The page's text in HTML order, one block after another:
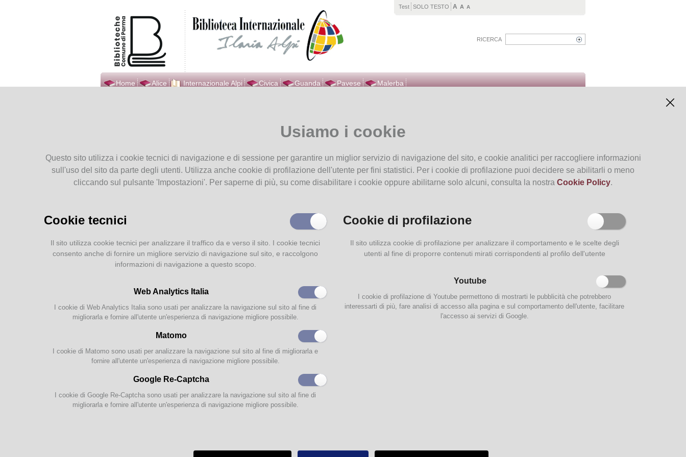
Test SOLO TESTO A A A
RICERCA
Home Alice Internazionale Alpi Civica Guanda Pavese Malerba
Mar
2021
Bollettino delle novità MARZO 2021
Le NOVITA’ librarie in lingua straniera del mese saranno disponibili a partire da sabato 6 marzo
2021 e si potranno richiedere telefonicamente al numero 0521.031984.
Tra le novità di marzo vi segnaliamo l'ultimo libro di John Grisham "A time for mercy" e il
info:
Contatti
Dove Siamo
Seguici su Facebook
Servizi
Catalogo on-line
Collezione
Servizi per disabili
Servizi interculturali
Newsletter
Attività
Internazionale
Gruppi di Lettura
Usiamo i cookie
Questo sito utilizza i cookie tecnici di navigazione e di sessione per garantire un miglior servizio di navigazione del sito, e cookie analitici per raccogliere informazioni
sull'uso del sito da parte degli utenti. Utilizza anche cookie di profilazione dell'utente per fini statistici. Per i cookie di profilazione puoi decidere se abilitarli o meno
cliccando sul pulsante 'Impostazioni'. Per saperne di più, su come disabilitare i cookie oppure abilitarne solo alcuni, consulta la nostra Cookie Policy.
Cookie tecnici
Il sito utilizza cookie tecnici per analizzare il traffico da e verso il sito. I cookie tecnici
consento anche di fornire un migliore servizio di navigazione sul sito, e raccolgono
informazioni di navigazione a questo scopo.
Web Analytics Italia
I cookie di Web Analytics Italia sono usati per analizzare la navigazione sul sito al fine di
migliorarla e fornire all'utente un'esperienza di navigazione migliore possibile.
Matomo
I cookie di Matomo sono usati per analizzare la navigazione sul sito al fine di migliorarla e
fornire all'utente un'esperienza di navigazione migliore possibile.
Google Re-Captcha
I cookie di Google Re-Captcha sono usati per analizzare la navigazione sul sito al fine di
migliorarla e fornire all'utente un'esperienza di navigazione migliore possibile.
Cookie di profilazione
Il sito utilizza cookie di profilazione per analizzare il comportamento e le scelte degli
utenti al fine di proporre contenuti mirati corrispondenti al profilo dell'utente
Youtube
I cookie di profilazione di Youtube permettono di mostrarti le pubblicità che potrebbero
interessarti di più, fare analisi di accesso alla pagina e sul comportamento dell'utente, facilitare
l'accesso ai servizi di Google.